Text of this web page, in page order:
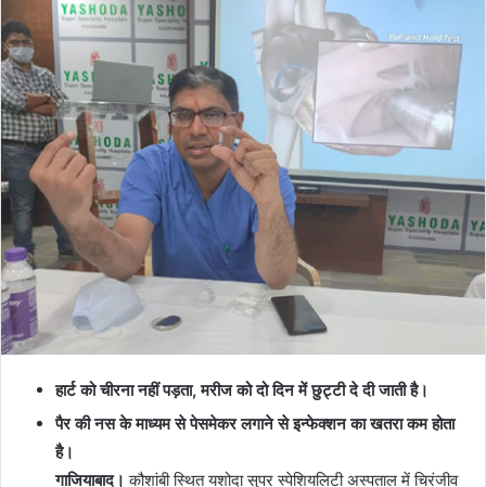
हार्ट को चीरना नहीं पड़ता, मरीज को दो दिन में छुट्टी दे दी जाती है।
पैर की नस के माध्यम से पेसमेकर लगाने से इन्फेक्शन का खतरा कम होता
है।
गाजियाबाद। कौशांबी स्थित यशोदा सुपर स्पेशियलिटी अस्पताल में चिरंजीव